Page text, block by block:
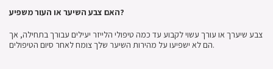
האם צבע השיער או העור משפיע?
צבע שיערך או עורך עשוי לקבוע עד כמה טיפולי הלייזר יעילים עבורך בתחילה, אך
הם לא ישפיעו על מהירות השיער שלך צומח לאחר סיום הטיפולים.